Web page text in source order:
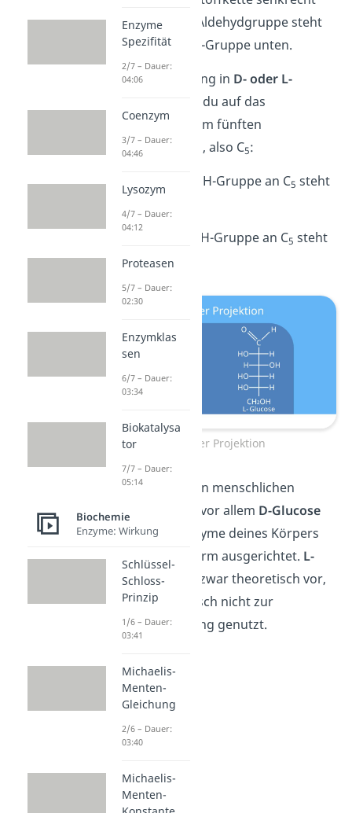
gezeichnet: Die Aldehydgruppe steht
oben, die CH₂OH-Gruppe unten.
Für die Einordnung in D- oder L-
schaust du auf das
Stereozentrum am fünften
Kohlenstoffatom, also C5:
D-Glucose:
Die OH-Gruppe an C5 steht
Die OH-Gruppe an C5 steht
links.
Fischer Projektion
Übrigens:
Für den menschlichen
Stoffwechsel
ist vor allem D-Glucose
relevant. Die Enzyme deines Körpers
sind auf diese Form ausgerichtet. L-
Glucosekommt zwar theoretisch vor,
wird aber praktisch nicht zur
Energiegewinnung genutzt.
Enzyme
Spezifität
2/7 – Dauer:
04:06
Coenzym
3/7 – Dauer:
04:46
Lysozym
4/7 – Dauer:
04:12
Proteasen
5/7 – Dauer:
02:30
Enzymklas
sen
6/7 – Dauer:
03:34
Biokatalysa
tor
7/7 – Dauer:
05:14
Biochemie
Enzyme: Wirkung
Schlüssel-
Schloss-
Prinzip
1/6 – Dauer:
03:41
Michaelis-
Menten-
Gleichung
2/6 – Dauer:
03:40
Michaelis-
Menten-